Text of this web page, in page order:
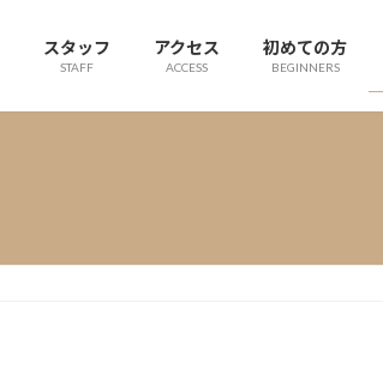
スタッフ
STAFF
アクセス
ACCESS
初めての方
BEGINNERS